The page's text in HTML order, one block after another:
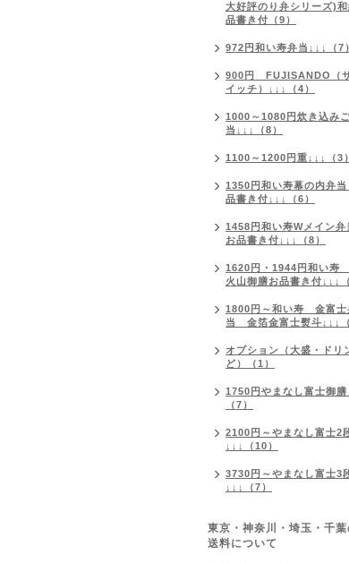
大好評のり弁シリーズ)和
品書き付（9）
972円和い寿弁当↓↓↓（7）
900円 FUJISANDO（
イッチ）↓↓↓（4）
1000～1080円炊き込み
当↓↓↓（8）
1100～1200円重↓↓↓（3）
1350円和い寿幕の内弁
品書き付↓↓↓（6）
1458円和い寿Wメイン
お品書き付↓↓↓（8）
1620円・1944円和い寿
火山御膳お品書き付↓↓↓（
1800円～和い寿 金富士
当 金箔金富士熨斗↓↓↓（
オプション（大盛・ドリ
ど）（1）
1750円やまなし富士御膳
（7）
2100円～やまなし富士2
↓↓↓（10）
3730円～やまなし富士3
↓↓↓（7）
東京・神奈川・埼玉・千
送料について